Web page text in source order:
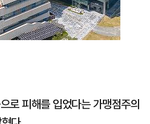
로 피해를 입었다는 가맹점주의